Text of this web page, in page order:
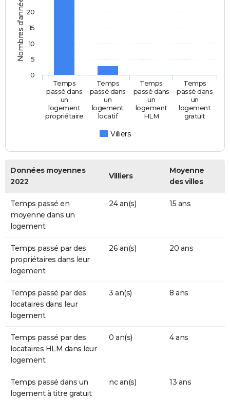
Nombres d'années
Villiers
Temps
passé dans
un
logement
propriétaire
Temps
passé dans
un
logement
locatif
Temps
passé dans
un
logement
HLM
Temps
passé dans
un
logement
gratuit
0
5
10
15
20
Données moyennes
2022
Villiers
Moyenne
des villes
Temps passé en
moyenne dans un
logement
24 an(s) 15 ans
Temps passé par des
propriétaires dans leur
logement
26 an(s) 20 ans
Temps passé par des
locataires dans leur
logement
3 an(s) 8 ans
Temps passé par des
locataires HLM dans leur
logement
0 an(s) 4 ans
Temps passé dans un
logement à titre gratuit
nc an(s) 13 ans